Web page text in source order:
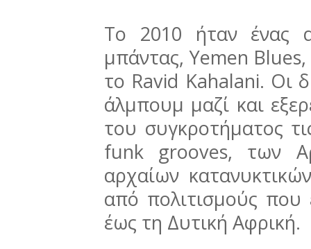
Το 2010 ήταν ένας
μπάντας, Yemen
το Ravid Kahalani. Οι
άλμπουμ μαζί και
του συγκροτήματος
funk grooves, των
αρχαίων
από πολιτισμούς που
έως τη Δυτική Αφρική.